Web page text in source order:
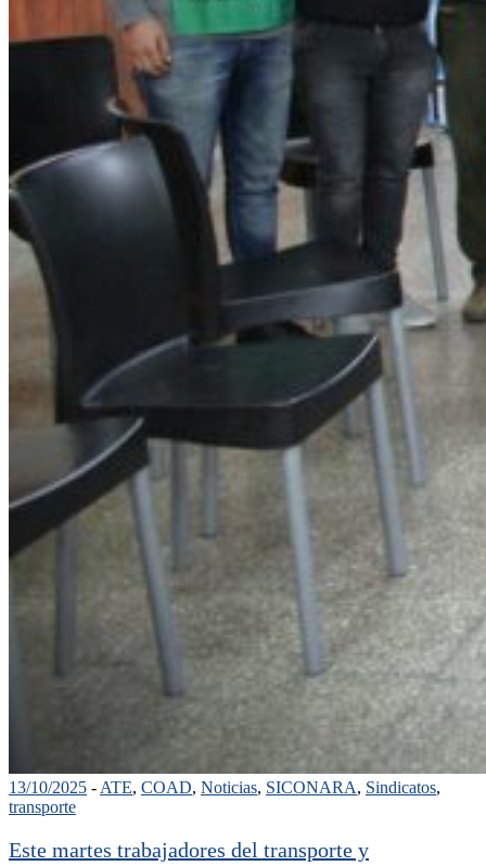
13/10/2025 - ATE, COAD, Noticias, SICONARA, Sindicatos,
transporte
Este martes trabajadores del transporte y